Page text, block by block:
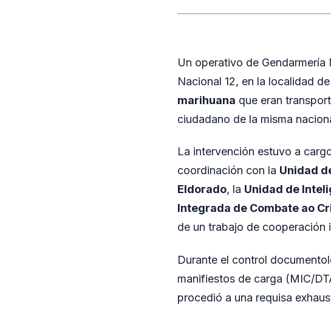
Un operativo de
Nacional 12, en la localidad
marihuana que eran
ciudadano de la misma
La intervención estuvo a
coordinación con la Unidad
Eldorado, la Unidad de
Integrada de Combate ao
de un trabajo de cooperación
Durante el control
manifiestos de carga (MIC/
procedió a una requisa